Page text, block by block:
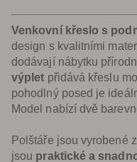
Venkovní křeslo s
design s kvalitními
dodávají nábytku
výplet přidává křeslu
pohodlný posed je
Model nabízí dvě
Polštáře jsou vyrobené
jsou praktické a